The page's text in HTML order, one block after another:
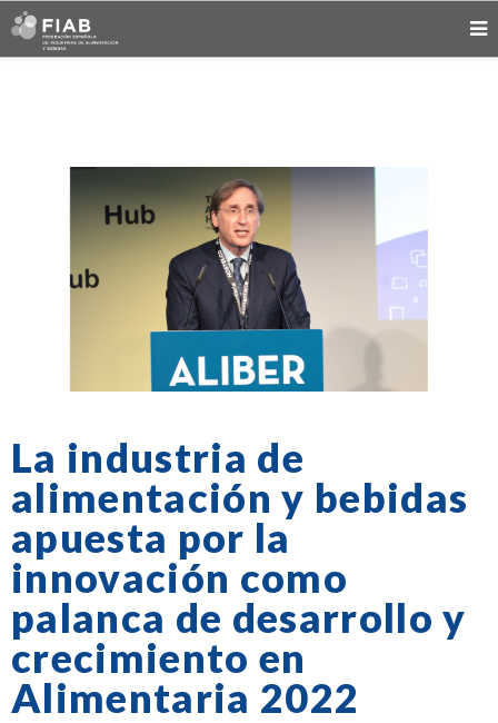
La industria de
alimentación y bebidas
apuesta por la
innovación como
palanca de desarrollo y
crecimiento en
Alimentaria 2022